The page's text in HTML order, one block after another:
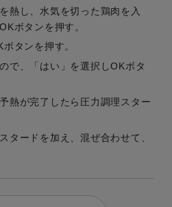
熱し、水気を切った鶏肉を入
ボタンを押す。
タンを押す。
で、「はい」を選択しOKボタ
熱が完了したら圧力調理スター
タードを加え、混ぜ合わせて、